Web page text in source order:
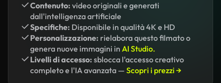
Contenuto: video originali e generati
dall'intelligenza artificiale
Specifiche: Disponibile in qualità 4K e HD
Personalizzazione: rielabora questo filmato o
genera nuove immagini in AI Studio.
Livelli di accesso: sblocca l'accesso creativo
completo e l'IA avanzata — Scopri i prezzi →